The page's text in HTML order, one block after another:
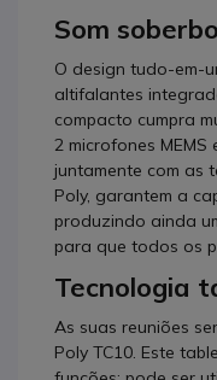
Som soberbo
O design tudo-em-
altifalantes
compacto cumpra
2 microfones MEMS
juntamente com as
Poly, garantem a
produzindo ainda
para que todos os
Tecnologia
As suas reuniões
Poly TC10. Este